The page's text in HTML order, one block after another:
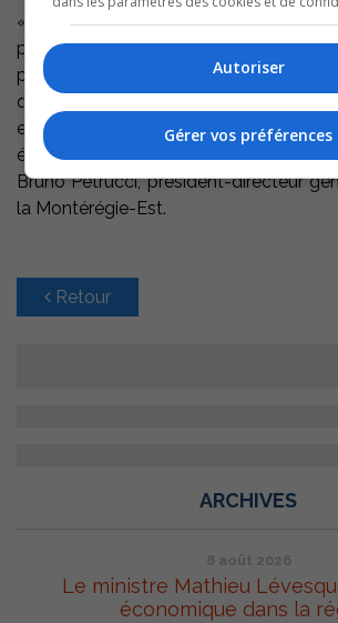
« Nous sommes très fiers de nos
pandémie et les défis associés,
prestations de soins et de services
qualité et de la sécurité. Je salue
envers la clientèle, qui a d’ailleurs
équipes visiteuses d’Agrément
Bruno Petrucci, président-directeur
la Montérégie-Est.
Retour
ARCHIVES
8 août 2026
Le ministre Mathieu
économique dans la
Autoriser
Gérer vos préférences